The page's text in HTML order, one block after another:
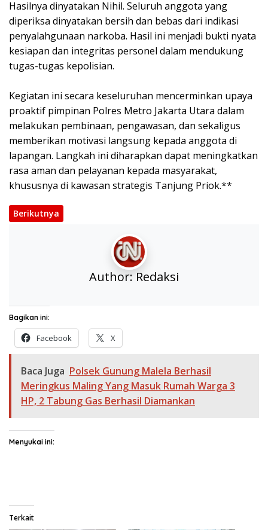
‎Hasilnya dinyatakan Nihil. Seluruh anggota yang
diperiksa dinyatakan bersih dan bebas dari indikasi
penyalahgunaan narkoba. Hasil ini menjadi bukti nyata
kesiapan dan integritas personel dalam mendukung
tugas-tugas kepolisian.
‎Kegiatan ini secara keseluruhan mencerminkan upaya
proaktif pimpinan Polres Metro Jakarta Utara dalam
melakukan pembinaan, pengawasan, dan sekaligus
memberikan motivasi langsung kepada anggota di
lapangan. Langkah ini diharapkan dapat meningkatkan
rasa aman dan pelayanan kepada masyarakat,
khususnya di kawasan strategis Tanjung Priok.**
Berikutnya
Author:Redaksi
Bagikan ini:
Facebook X
Baca Juga Polsek Gunung Malela Berhasil
Meringkus Maling Yang Masuk Rumah Warga 3
HP, 2 Tabung Gas Berhasil Diamankan
Menyukai ini:
Terkait